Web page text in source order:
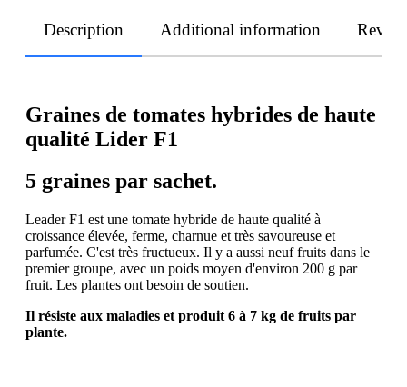
Description Additional information
Graines de tomates hybrides de haute
qualité Lider F1
5 graines par sachet.
Leader F1 est une tomate hybride de haute qualité à
croissance élevée, ferme, charnue et très savoureuse et
parfumée. C'est très fructueux. Il y a aussi neuf fruits dans le
premier groupe, avec un poids moyen d'environ 200 g par
fruit. Les plantes ont besoin de soutien.
Il résiste aux maladies et produit 6 à 7 kg de fruits par
plante.